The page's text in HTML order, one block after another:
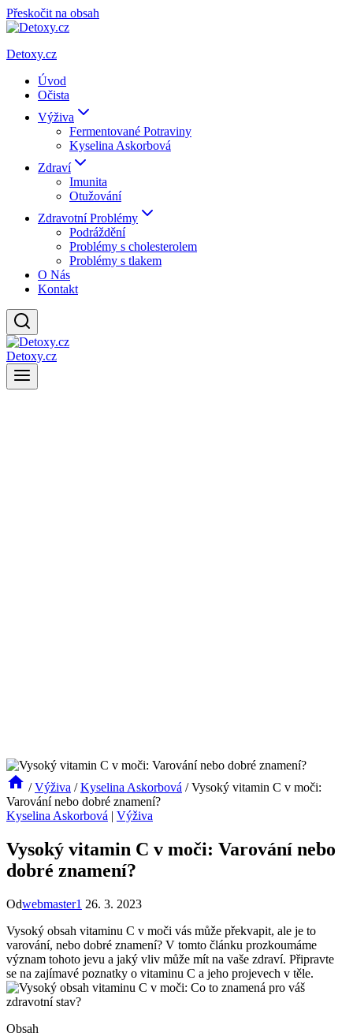
Přeskočit na obsah
Detoxy.cz
Úvod
Očista
Výživa
Fermentované Potraviny
Kyselina Askorbová
Zdraví
Imunita
Otužování
Zdravotní Problémy
Podráždění
Problémy s cholesterolem
Problémy s tlakem
O Nás
Kontakt
Detoxy.cz
/ Výživa / Kyselina Askorbová / Vysoký vitamin C v moči:
Varování nebo dobré znamení?
Kyselina Askorbová | Výživa
Vysoký vitamin C v moči: Varování nebo
dobré znamení?
Odwebmaster1 26. 3. 2023
Vysoký obsah vitaminu C v moči vás může překvapit, ale je to
varování, nebo dobré znamení? V tomto článku prozkoumáme
význam tohoto jevu a jaký vliv může mít na vaše zdraví. Připravte
se na zajímavé poznatky o vitaminu C a jeho projevech v těle.
Obsah